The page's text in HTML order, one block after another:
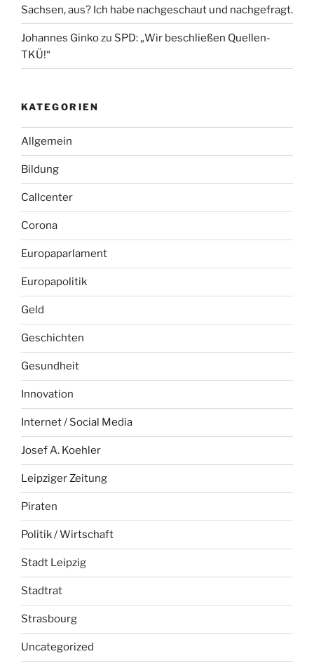
Sachsen, aus? Ich habe nachgeschaut und nachgefragt.
Johannes Ginkozu SPD: „Wir beschließen Quellen-
TKÜ!“
KATEGORIEN
Allgemein
Bildung
Callcenter
Corona
Europaparlament
Europapolitik
Geld
Geschichten
Gesundheit
Innovation
Internet / Social Media
Josef A. Koehler
Leipziger Zeitung
Piraten
Politik / Wirtschaft
Stadt Leipzig
Stadtrat
Strasbourg
Uncategorized